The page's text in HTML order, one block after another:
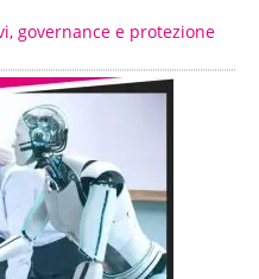
governance e protezione